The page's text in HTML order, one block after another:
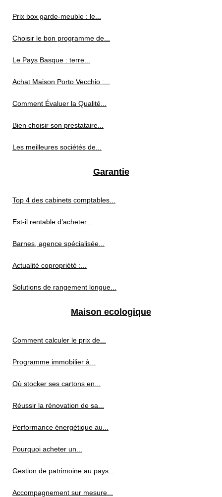
Prix box garde-meuble : le...
Choisir le bon programme de...
Le Pays Basque : terre...
Achat Maison Porto Vecchio :...
Comment Évaluer la Qualité...
Bien choisir son prestataire...
Les meilleures sociétés de...
Garantie
Top 4 des cabinets comptables...
Est-il rentable d’acheter...
Barnes, agence spécialisée...
Actualité copropriété :...
Solutions de rangement longue...
Maison ecologique
Comment calculer le prix de...
Programme immobilier à...
Où stocker ses cartons en...
Réussir la rénovation de sa...
Performance énergétique au...
Pourquoi acheter un...
Gestion de patrimoine au pays...
Accompagnement sur mesure...